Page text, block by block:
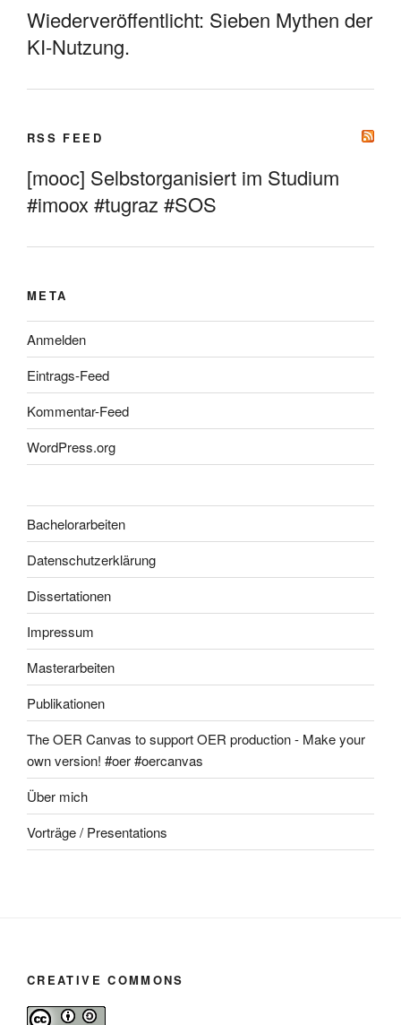
Wiederveröffentlicht: Sieben Mythen der
KI-Nutzung.
RSS FEED
[mooc] Selbstorganisiert im Studium
#imoox #tugraz #SOS
META
Anmelden
Eintrags-Feed
Kommentar-Feed
WordPress.org
Bachelorarbeiten
Datenschutzerklärung
Dissertationen
Impressum
Masterarbeiten
Publikationen
The OER Canvas to support OER production - Make your
own version! #oer #oercanvas
Über mich
Vorträge / Presentations
CREATIVE COMMONS